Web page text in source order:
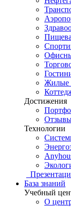
Жилые
Достижения
Технологии
База знаний
Учебный
О